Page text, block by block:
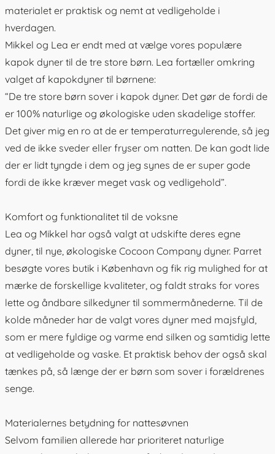
materialet er praktisk og nemt at vedligeholde i
hverdagen.
Mikkel og Lea er endt med at vælge vores populære
kapok dyner til de tre store børn. Lea fortæller omkring
valget af kapokdyner til børnene:
“De tre store børn sover i kapok dyner. Det gør de fordi de
er 100% naturlige og økologiske uden skadelige stoffer.
Det giver mig en ro at de er temperaturregulerende, så jeg
ved de ikke sveder eller fryser om natten. De kan godt lide
der er lidt tyngde i dem og jeg synes de er super gode
fordi de ikke kræver meget vask og vedligehold”.
Komfort og funktionalitet til de voksne
Lea og Mikkel har også valgt at udskifte deres egne
dyner, til nye, økologiske Cocoon Company dyner. Parret
besøgte vores butik i København og fik rig mulighed for at
mærke de forskellige kvaliteter, og faldt straks for vores
lette og åndbare silkedyner til sommermånederne. Til de
kolde måneder har de valgt vores dyner med majsfyld,
som er mere fyldige og varme end silken og samtidig lette
at vedligeholde og vaske. Et praktisk behov der også skal
tænkes på, så længe der er børn som sover i forældrenes
senge.
Materialernes betydning for nattesøvnen
Selvom familien allerede har prioriteret naturlige